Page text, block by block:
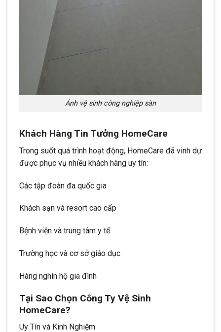
Ảnh vệ sinh công nghiệp sàn
Khách Hàng Tin Tưởng HomeCare
Trong suốt quá trình hoạt động, HomeCare đã vinh dự
được phục vụ nhiều khách hàng uy tín:
Các tập đoàn đa quốc gia
Khách sạn và resort cao cấp
Bệnh viện và trung tâm y tế
Trường học và cơ sở giáo dục
Hàng nghìn hộ gia đình
Tại Sao Chọn Công Ty Vệ Sinh
HomeCare?
Uy Tín và Kinh Nghiệm